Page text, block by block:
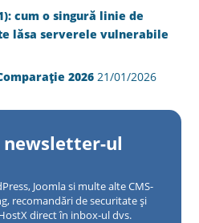
cum o singură linie de
lăsa serverele vulnerabile
2026 21/01/2026
ul
Joomla si multe alte CMS-
recomandări de securitate și
direct în inbox-ul dvs.